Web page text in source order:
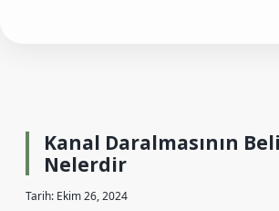
Kanal Daralmasının
Nelerdir
Tarih: Ekim 26, 2024